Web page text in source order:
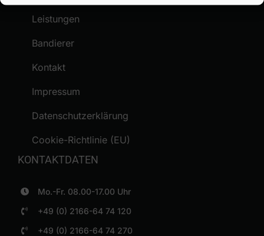
Leistungen
Bandierer
Kontakt
Impressum
Datenschutzerklärung
Cookie-Richtlinie (EU)
KONTAKTDATEN
Mo.-Fr. 08.00-17.00 Uhr
+49 (0) 2166-64 74 120
+49 (0) 2166-64 74 270